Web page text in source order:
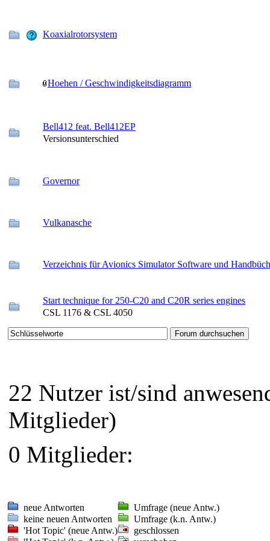
Koaxialrotorsystem
Hoehen / Geschwindigkeitsdiagramm
Bell412 feat. Bell412EP
Versionsunterschied
Governor
Vulkanasche
Verzeichnis für Avionics Simulator Software und
Start technique for 250-C20 and C20R series engines
CSL 1176 & CSL 4050
22 Nutzer ist/sind
Mitglieder)
0 Mitglieder:
neue Antworten
keine neuen Antworten
'Hot Topic' (neue Antw.)
Umfrage (neue Antw.)
Umfrage (k.n. Antw.)
geschlossen